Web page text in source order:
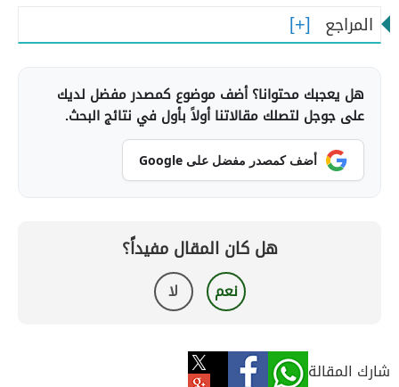
المراجع
هل يعجبك محتوانا؟ أضف موضوع كمصدر مفضل لديك
على جوجل لتصلك مقالاتنا أولاً بأول في نتائج البحث.
أضف كمصدر مفضل على Google
هل كان المقال مفيداً؟
نعم لا
شارك المقالة